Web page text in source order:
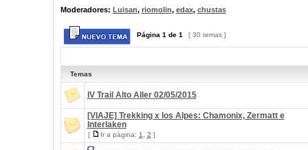
Moderadores: Luisan, riomolin, edax, chustas
Página 1 de 1 [ 30 temas ]
Temas
IV Trail Alto Aller 02/05/2015
[VIAJE] Trekking x los Alpes: Chamonix, Zermatt e
Interlaken
[ Ir a página: 1 2 ]